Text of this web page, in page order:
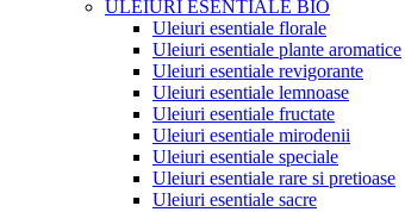
ULEIURI ESENTIALE BIO
Uleiuri esentiale florale
Uleiuri esentiale plante aromatice
Uleiuri esentiale revigorante
Uleiuri esentiale lemnoase
Uleiuri esentiale fructate
Uleiuri esentiale mirodenii
Uleiuri esentiale speciale
Uleiuri esentiale rare si pretioase
Uleiuri esentiale sacre